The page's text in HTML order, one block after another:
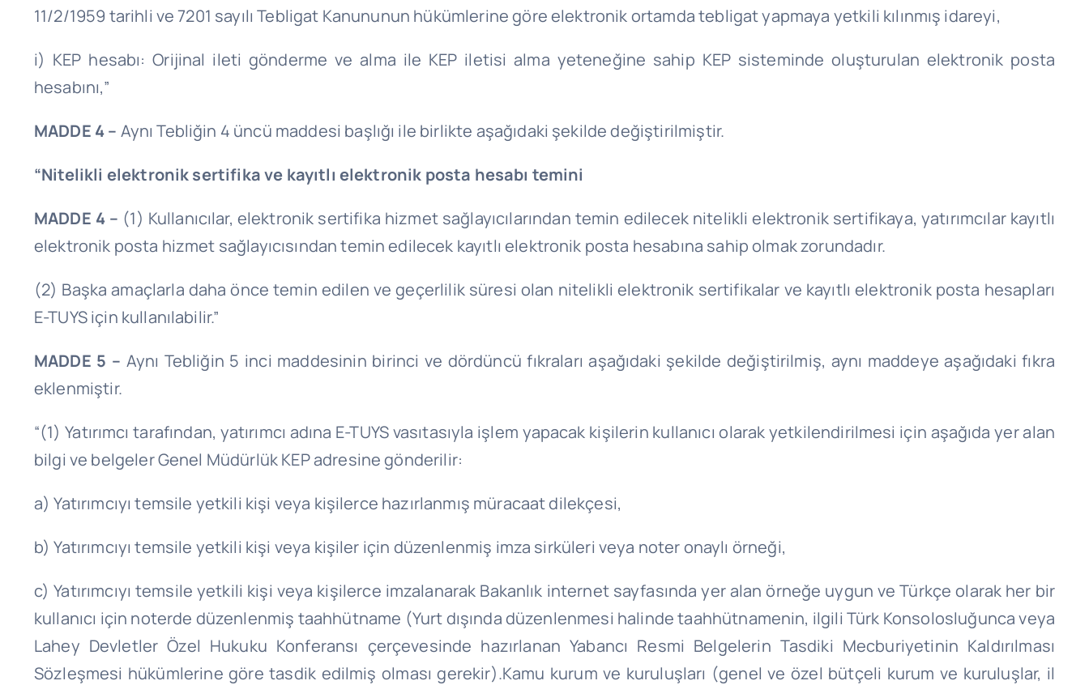
11/2/1959 tarihli ve 7201 sayılı Tebligat Kanununun hükümlerine göre elektronik ortamda tebligat yapmaya yetkili kılınmış idareyi,
i) KEP hesabı: Orijinal ileti gönderme ve alma ile KEP iletisi alma yeteneğine sahip KEP sisteminde oluşturulan elektronik posta
hesabını,”
MADDE 4 – Aynı Tebliğin 4 üncü maddesi başlığı ile birlikte aşağıdaki şekilde değiştirilmiştir.
“Nitelikli elektronik sertifika ve kayıtlı elektronik posta hesabı temini
MADDE 4 – (1) Kullanıcılar, elektronik sertifika hizmet sağlayıcılarından temin edilecek nitelikli elektronik sertifikaya, yatırımcılar kayıtlı
elektronik posta hizmet sağlayıcısından temin edilecek kayıtlı elektronik posta hesabına sahip olmak zorundadır.
(2) Başka amaçlarla daha önce temin edilen ve geçerlilik süresi olan nitelikli elektronik sertifikalar ve kayıtlı elektronik posta hesapları
E-TUYS için kullanılabilir.”
MADDE 5 – Aynı Tebliğin 5 inci maddesinin birinci ve dördüncü fıkraları aşağıdaki şekilde değiştirilmiş, aynı maddeye aşağıdaki fıkra
eklenmiştir.
“(1) Yatırımcı tarafından, yatırımcı adına E-TUYS vasıtasıyla işlem yapacak kişilerin kullanıcı olarak yetkilendirilmesi için aşağıda yer alan
bilgi ve belgeler Genel Müdürlük KEP adresine gönderilir:
a) Yatırımcıyı temsile yetkili kişi veya kişilerce hazırlanmış müracaat dilekçesi,
b) Yatırımcıyı temsile yetkili kişi veya kişiler için düzenlenmiş imza sirküleri veya noter onaylı örneği,
c) Yatırımcıyı temsile yetkili kişi veya kişilerce imzalanarak Bakanlık internet sayfasında yer alan örneğe uygun ve Türkçe olarak her bir
kullanıcı için noterde düzenlenmiş taahhütname (Yurt dışında düzenlenmesi halinde taahhütnamenin, ilgili Türk Konsolosluğunca veya
Lahey Devletler Özel Hukuku Konferansı çerçevesinde hazırlanan Yabancı Resmi Belgelerin Tasdiki Mecburiyetinin Kaldırılması
Sözleşmesi hükümlerine göre tasdik edilmiş olması gerekir).Kamu kurum ve kuruluşları (genel ve özel bütçeli kurum ve kuruluşlar, il